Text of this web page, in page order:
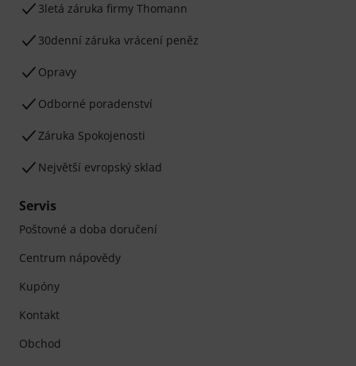
3letá záruka firmy Thomann
30denní záruka vrácení peněz
Opravy
Odborné poradenství
Záruka Spokojenosti
Největší evropský sklad
Servis
Poštovné a doba doručení
Centrum nápovědy
Kupóny
Kontakt
Obchod